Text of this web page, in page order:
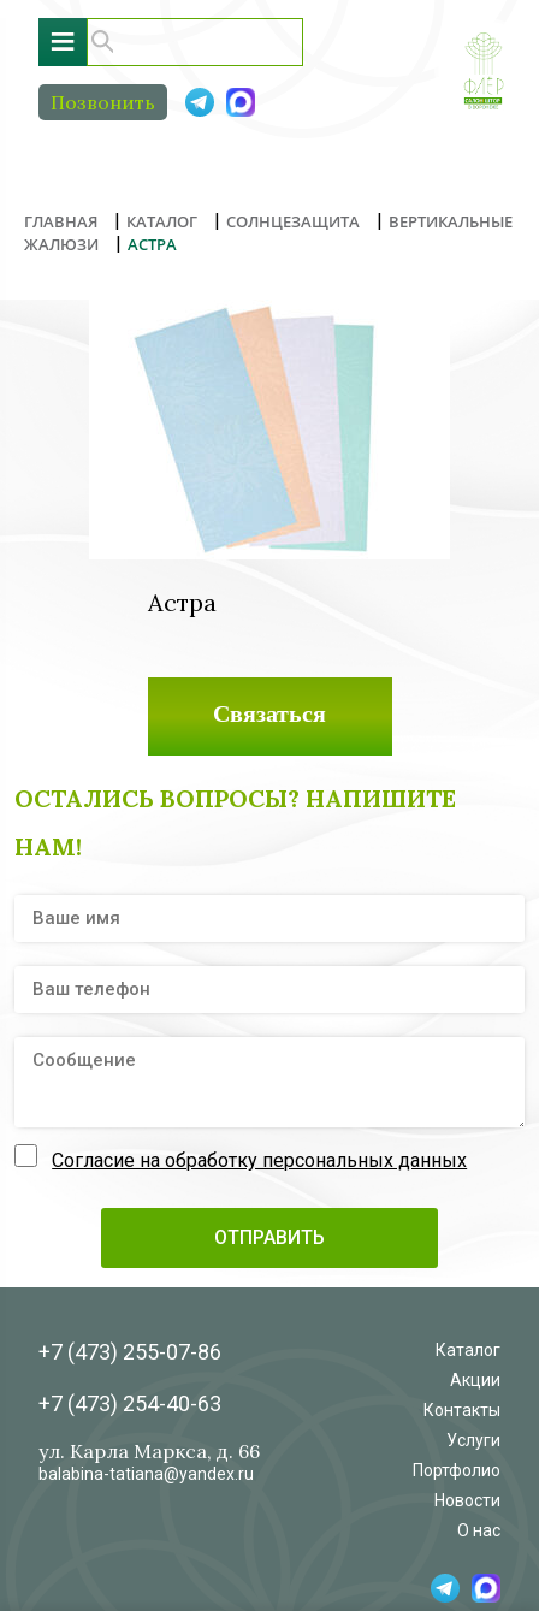
≡
Позвонить
ГЛАВНАЯ | КАТАЛОГ | СОЛНЦЕЗАЩИТА | ВЕРТИКАЛЬНЫЕ
ЖАЛЮЗИ
| АСТРА
Астра
Связаться
ОСТАЛИСЬ ВОПРОСЫ? НАПИШИТЕ
НАМ!
Согласие на обработку персональных данных
+7 (473) 255-07-86
+7 (473) 254-40-63
ул. Карла Маркса, д. 66
balabina-tatiana@yandex.ru
Каталог
Акции
Контакты
Услуги
Портфолио
Новости
О нас